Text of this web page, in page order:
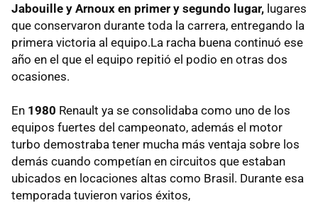
Jabouille y Arnoux en primer y segundo lugar, lugares
que conservaron durante toda la carrera, entregando la
primera victoria al equipo.La racha buena continuó ese
año en el que el equipo repitió el podio en otras dos
ocasiones.
En 1980 Renault ya se consolidaba como uno de los
equipos fuertes del campeonato, además el motor
turbo demostraba tener mucha más ventaja sobre los
demás cuando competían en circuitos que estaban
ubicados en locaciones altas como Brasil. Durante esa
temporada tuvieron varios éxitos,